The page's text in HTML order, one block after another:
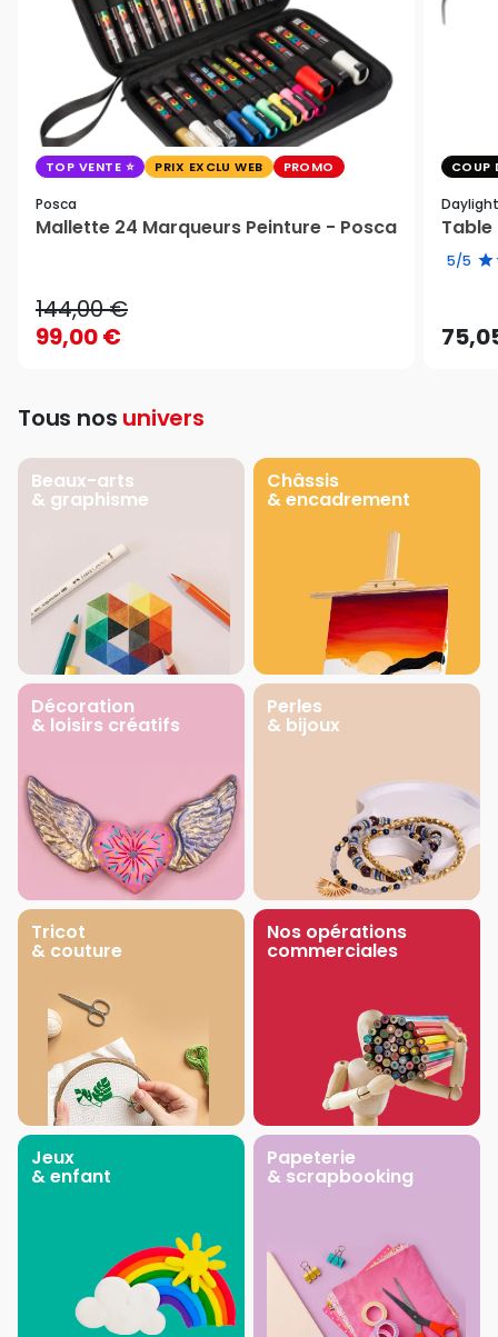
TOP VENTE PRIX EXCLU WEB PROMO
Posca
Mallette 24 Marqueurs Peinture - Posca
144,00 €
99,00 €
COUP
Daylight
Table
5/5
Tous nos univers
Beaux-arts
& graphisme
Châssis
& encadrement
Décoration
& loisirs créatifs
Perles
& bijoux
Tricot
& couture
Nos opérations
commerciales
Jeux
& enfant
Papeterie
& scrapbooking